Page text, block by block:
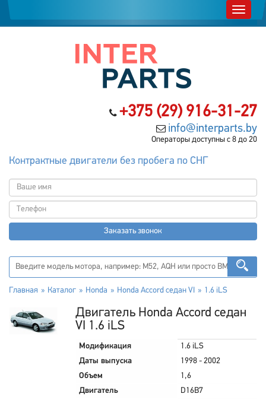
+375 (29) 916-31-27
info@interparts.by
Операторы доступны с 8 до 20
Контрактные двигатели без пробега по СНГ
Заказать звонок
Главная Каталог Honda Honda Accord седан VI 1.6 iLS
Двигатель Honda Accord седан
VI 1.6 iLS
Модификация
1.6 iLS
Даты выпуска
1998 - 2002
Объем
1,6
Двигатель
D16B7